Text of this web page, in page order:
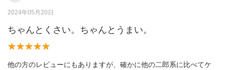
2024年05月20日
ちゃんとくさい。ちゃんとうまい。
他の方のレビューにもありますが、確かに他の二郎系に比べてケ